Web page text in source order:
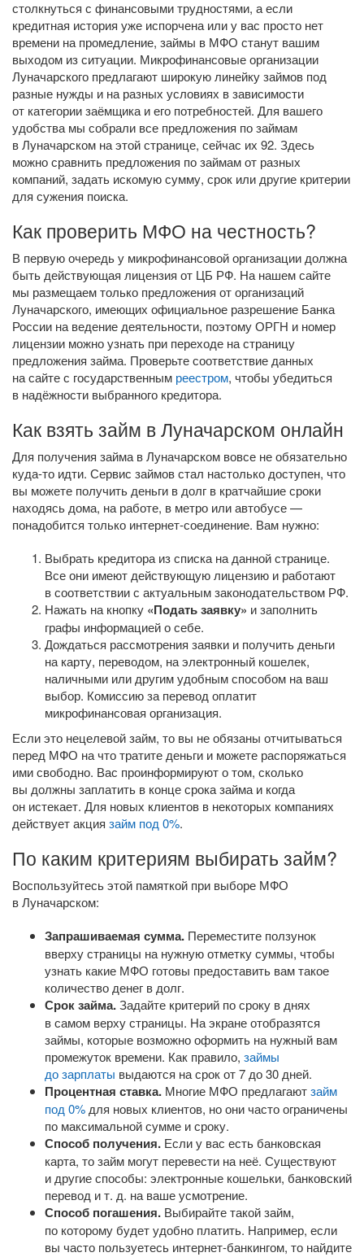
столкнуться с финансовыми трудностями, а если
кредитная история уже испорчена или у вас просто нет
времени на промедление, займы в МФО станут вашим
выходом из ситуации. Микрофинансовые организации
Луначарского предлагают широкую линейку займов под
разные нужды и на разных условиях в зависимости
от категории заёмщика и его потребностей. Для вашего
удобства мы собрали все предложения по займам
в Луначарском на этой странице, сейчас их 92. Здесь
можно сравнить предложения по займам от разных
компаний, задать искомую сумму, срок или другие критерии
для сужения поиска.
Как проверить МФО на честность?
В первую очередь у микрофинансовой организации должна
быть действующая лицензия от ЦБ РФ. На нашем сайте
мы размещаем только предложения от организаций
Луначарского, имеющих официальное разрешение Банка
России на ведение деятельности, поэтому ОРГН и номер
лицензии можно узнать при переходе на страницу
предложения займа. Проверьте соответствие данных
на сайте с государственным реестром, чтобы убедиться
в надёжности выбранного кредитора.
Как взять займ в Луначарском онлайн
Для получения займа в Луначарском вовсе не обязательно
куда-то идти. Сервис займов стал настолько доступен, что
вы можете получить деньги в долг в кратчайшие сроки
находясь дома, на работе, в метро или автобусе —
понадобится только интернет-соединение. Вам нужно:
Выбрать кредитора из списка на данной странице.
Все они имеют действующую лицензию и работают
в соответствии с актуальным законодательством РФ.
Нажать на кнопку «Подать заявку» и заполнить
графы информацией о себе.
Дождаться рассмотрения заявки и получить деньги
на карту, переводом, на электронный кошелек,
наличными или другим удобным способом на ваш
выбор. Комиссию за перевод оплатит
микрофинансовая организация.
Если это нецелевой займ, то вы не обязаны отчитываться
перед МФО на что тратите деньги и можете распоряжаться
ими свободно. Вас проинформируют о том, сколько
вы должны заплатить в конце срока займа и когда
он истекает. Для новых клиентов в некоторых компаниях
действует акция займ под 0%.
По каким критериям выбирать займ?
Воспользуйтесь этой памяткой при выборе МФО
в Луначарском:
Запрашиваемая сумма. Переместите ползунок
вверху страницы на нужную отметку суммы, чтобы
узнать какие МФО готовы предоставить вам такое
количество денег в долг.
Срок займа.Задайте критерий по сроку в днях
в самом верху страницы. На экране отобразятся
займы, которые возможно оформить на нужный вам
промежуток времени. Как правило, займы
до зарплаты выдаются на срок от 7 до 30 дней.
Процентная ставка. Многие МФО предлагаютзайм
под 0% для новых клиентов, но они часто ограничены
по максимальной сумме и сроку.
Способ получения. Если у вас есть банковская
карта, то займ могут перевести на неё. Существуют
и другие способы: электронные кошельки, банковский
перевод и т. д. на ваше усмотрение.
Способ погашения. Выбирайте такой займ,
по которому будет удобно платить. Например, если
вы часто пользуетесь интернет-банкингом, то найдите